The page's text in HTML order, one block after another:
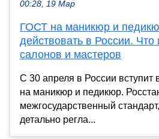
00:28, 19 Мар
ГОСТ на маникюр и
действовать в России. Что
салонов и мастеров
С 30 апреля в России
на маникюр и педикюр.
межгосударственный
детально регла...